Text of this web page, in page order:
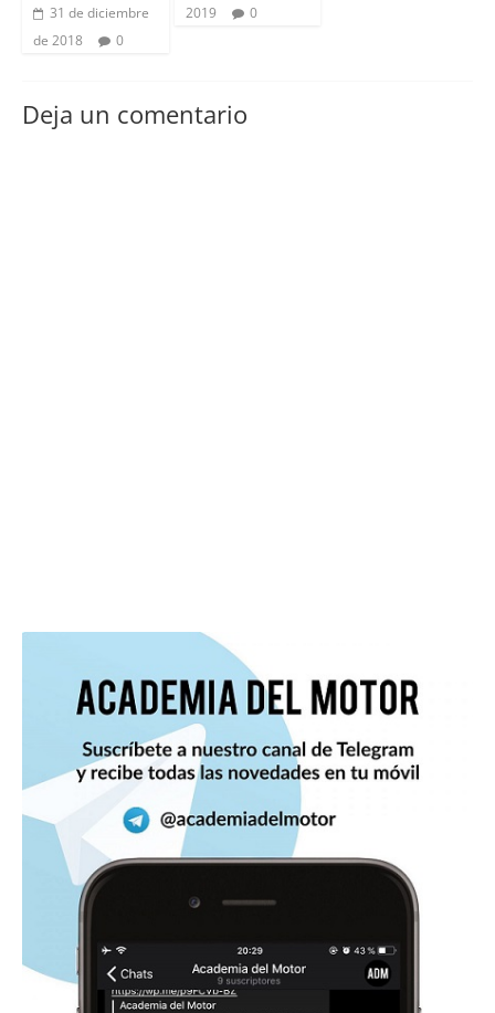
31 de diciembre
de 2018
0
2019
0
Deja un comentario